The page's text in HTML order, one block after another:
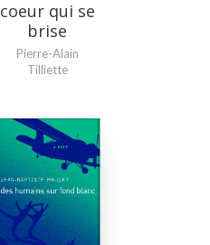
coeur qui se
brise
Pierre-Alain
Tilliette